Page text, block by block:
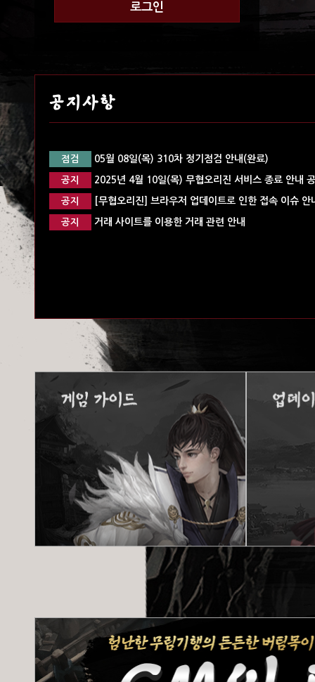
로그인
공지사항
점검 05월 08일(목) 310차 정기점검 안내(완료)
공지 2025년 4월 10일(목) 무협오리진 서비스 종료 안내
공지 [무협오리진] 브라우저 업데이트로 인한 접속 이슈 안
공지 거래 사이트를 이용한 거래 관련 안내